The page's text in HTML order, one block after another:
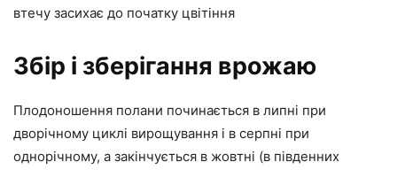
втечу засихає до початку цвітіння
Збір і зберігання врожаю
Плодоношення полани починається в липні при
дворічному циклі вирощування і в серпні при
однорічному, а закінчується в жовтні (в південних